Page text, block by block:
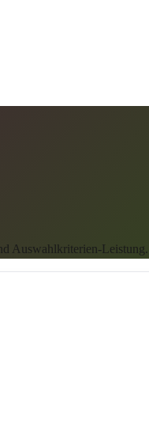
Auswahlkriterien-Leistung.